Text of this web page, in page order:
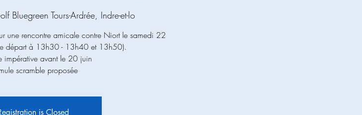
Bluegreen Tours-Ardrée, Indre-et-lo
une rencontre amicale contre Niort le samedi 22
départ à 13h30 - 13h40 et 13h50).
impérative avant le 20 juin
scramble proposée
is Closed